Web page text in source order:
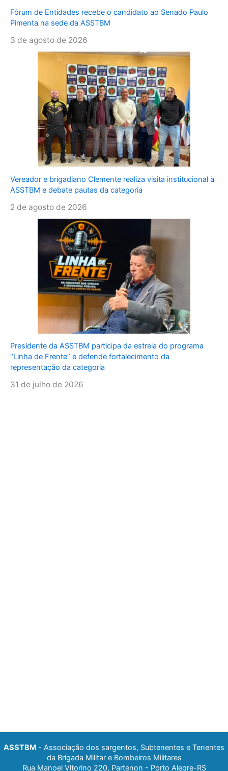
Fórum de Entidades recebe o candidato ao Senado Paulo
Pimenta na sede da ASSTBM
3 de agosto de 2026
Vereador e brigadiano Clemente realiza visita institucional à
ASSTBM e debate pautas da categoria
2 de agosto de 2026
Presidente da ASSTBM participa da estreia do programa
“Linha de Frente” e defende fortalecimento da
representação da categoria
31 de julho de 2026
ASSTBM - Associação dos sargentos, Subtenentes e Tenentes
da Brigada Militar e Bombeiros Militares
Rua Manoel Vitorino 220, Partenon - Porto Alegre-RS